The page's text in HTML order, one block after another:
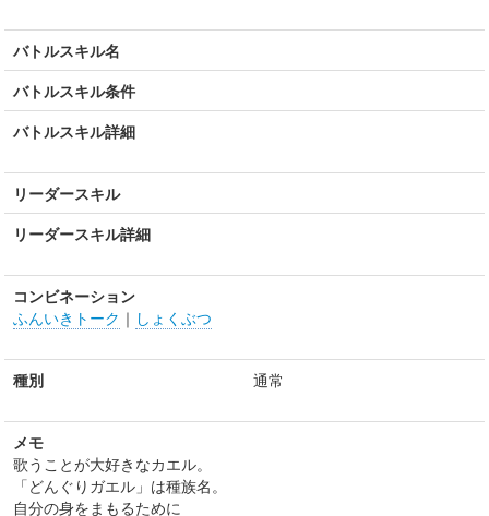
バトルスキル名
バトルスキル条件
バトルスキル詳細
リーダースキル
リーダースキル詳細
コンビネーション
ふんいきトーク ｜ しょくぶつ
種別 通常
メモ
歌うことが大好きなカエル。
「どんぐりガエル」は種族名。
自分の身をまもるために